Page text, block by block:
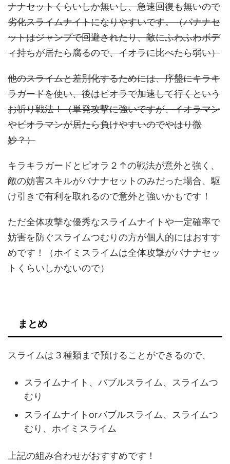
ナナセットくらいしか無いし、急速回復も無いので
劣化スライムナイトになりやすいです。（バナナセ
ットはジャンプで回避されたり、敵にふわふわボデ
ィ持ちが居たら腐るので、イオラに比べたら弱い）
他のスライムと差別化するためには、序盤にキラキ
ラガードを使い、後はピオラで加速して行くという
お祈り戦法！（単発攻撃に強いですが、イオラマン
やピオラマンが居たら負けやすいのでやはり微
妙？）
キラキラガードとピオラ２↑の戦法が意外と強く、
敵の妨害スキルがバナナセットのみだった場合、駆
け引きで有利を取れるので意外と強いかもです！
ただ全体攻撃な優秀なスライムナイトや一定確率で
妨害を防ぐスライムつむりの方が個人的にはおすす
めです！（ホイミスライムは全体攻撃がバナナセッ
トくらいしかないので）
まとめ
スライムは３種類まで預けることができるので、
スライムナイト、バブルスライム、スライムつ
むり
スライムナイトorバブルスライム、スライムつ
むり、ホイミスライム
上記の組み合わせがおすすめです！